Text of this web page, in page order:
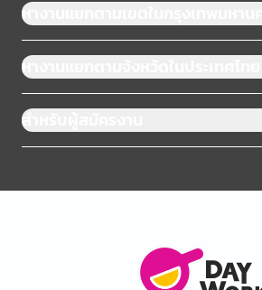
หางานแยกตามเขตในกรุงเทพมหานคร
หางานแยกตามจังหวัดในประเทศไทย
สำหรับผู้สมัครงาน